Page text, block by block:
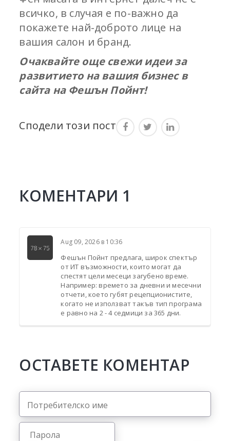
всичко, в случая е по-важно да
покажете най-доброто лице на
вашия салон и бранд.
Очаквайте още свежи идеи за
развитието на вашия бизнес в
сайта на Фешън Пойнт!
Сподели този пост
КОМЕНТАРИ 1
Aug 09, 2026 в 10:36
Фешън Пойнт предлага, широк спектър
от ИТ възможности, които могат да
спестят цели месеци загубено време.
Например: времето за дневни и месечни
отчети, което губят рецепционистите,
когато не използват такъв тип програма
е равно на 2 - 4 седмици за 365 дни.
ОСТАВЕТЕ КОМЕНТАР